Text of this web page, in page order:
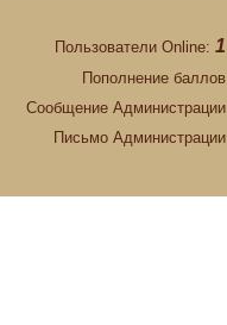
Пользователи Online: 1
Пополнение баллов
Сообщение Администрации
Письмо Администрации